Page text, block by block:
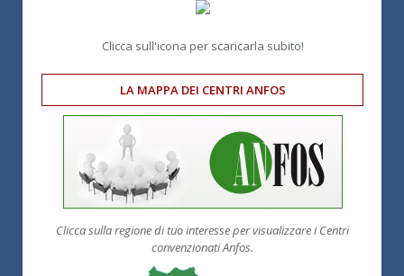
Clicca sull'icona per scaricarla subito!
LA MAPPA DEI CENTRI ANFOS
Clicca sulla regione di tuo interesse per visualizzare i Centri
convenzionati Anfos.